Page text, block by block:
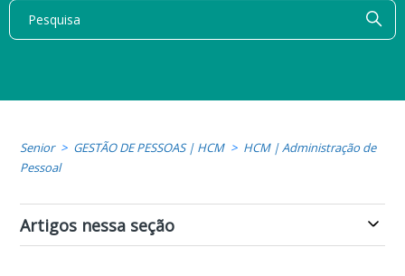
Senior GESTÃO DE PESSOAS | HCM
HCM | Administração de
Pessoal
Artigos nessa seção